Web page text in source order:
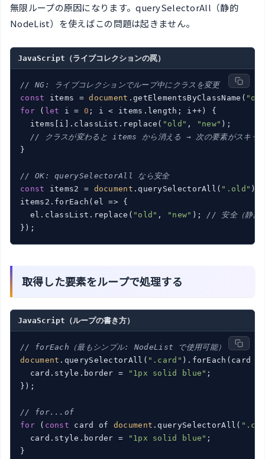
無限ループの原因になります。querySelectorAll（静的
NodeList）を使えばこの問題は起きません。
JavaScript（ライブコレクションの罠）
// NG: ライブコレクションでループ中にクラスを変更
const items = document .getElementsByClassName(
for ( let i = 0 ; i < items.length; i++) {
  items[i].classList.replace(
"old" , "new" );
// クラスが変わると items から消える → 次の要素がスキッ
}
// OK: querySelectorAll なら安全
const items2 = document .querySelectorAll( ".old" );
items2.forEach( el => {
  el.classList.replace(
"old" , "new" ); // 安全（静的
取得した要素をループで処理する
JavaScript（ループの書き方）
// forEach（最もシンプル: NodeList で使用可能）
document .querySelectorAll( ".card" ).forEach( card
  card.style.border =
"1px solid blue" ;
});
// for...of
for ( const card of document .querySelectorAll(
  card.style.border =
"1px solid blue" ;
}